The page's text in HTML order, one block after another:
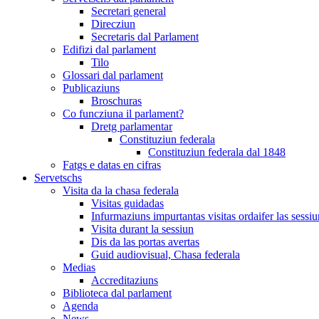
Secretari general
Direcziun
Secretaris dal Parlament
Edifizi dal parlament
Tilo
Glossari dal parlament
Publicaziuns
Broschuras
Co funcziuna il parlament?
Dretg parlamentar
Constituziun federala
Constituziun federala dal 1848
Fatgs e datas en cifras
Servetschs
Visita da la chasa federala
Visitas guidadas
Infurmaziuns impurtantas visitas ordaifer las
Visita durant la sessiun
Dis da las portas avertas
Guid audiovisual, Chasa federala
Medias
Accreditaziuns
Biblioteca dal parlament
Agenda